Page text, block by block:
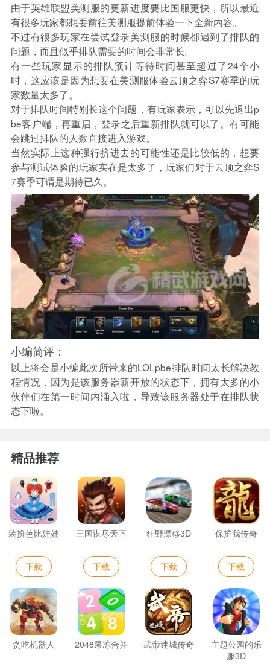
由于英雄联盟美测服的更新进度要比国服更快，所以最近
有很多玩家都想要前往美测服提前体验一下全新内容。
不过有很多玩家在尝试登录美测服的时候都遇到了排队的
问题，而且似乎排队需要的时间会非常长。
有一些玩家显示的排队预计等待时间甚至超过了24个小
时，这应该是因为想要在美测服体验云顶之弈S7赛季的玩
家数量太多了。
对于排队时间特别长这个问题，有玩家表示，可以先退出p
be客户端，再重启，登录之后重新排队就可以了。有可能
会跳过排队的人数直接进入游戏。
当然实际上这种强行挤进去的可能性还是比较低的，想要
参与测试体验的玩家实在是太多了，玩家们对于云顶之弈S
7赛季可谓是期待已久。
小编简评：
以上将会是小编此次所带来的LOLpbe排队时间太长解决教
程情况，因为是该服务器新开放的状态下，拥有太多的小
伙伴们在第一时间内涌入啦，导致该服务器处于在排队状
态下啦。
精品推荐
装扮芭比娃娃
下载
三国谋尽天下
下载
狂野漂移3D
下载
保护我传奇
下载
贪吃机器人 2048果冻合并 武帝迷城传奇
主题公园的乐
趣3D